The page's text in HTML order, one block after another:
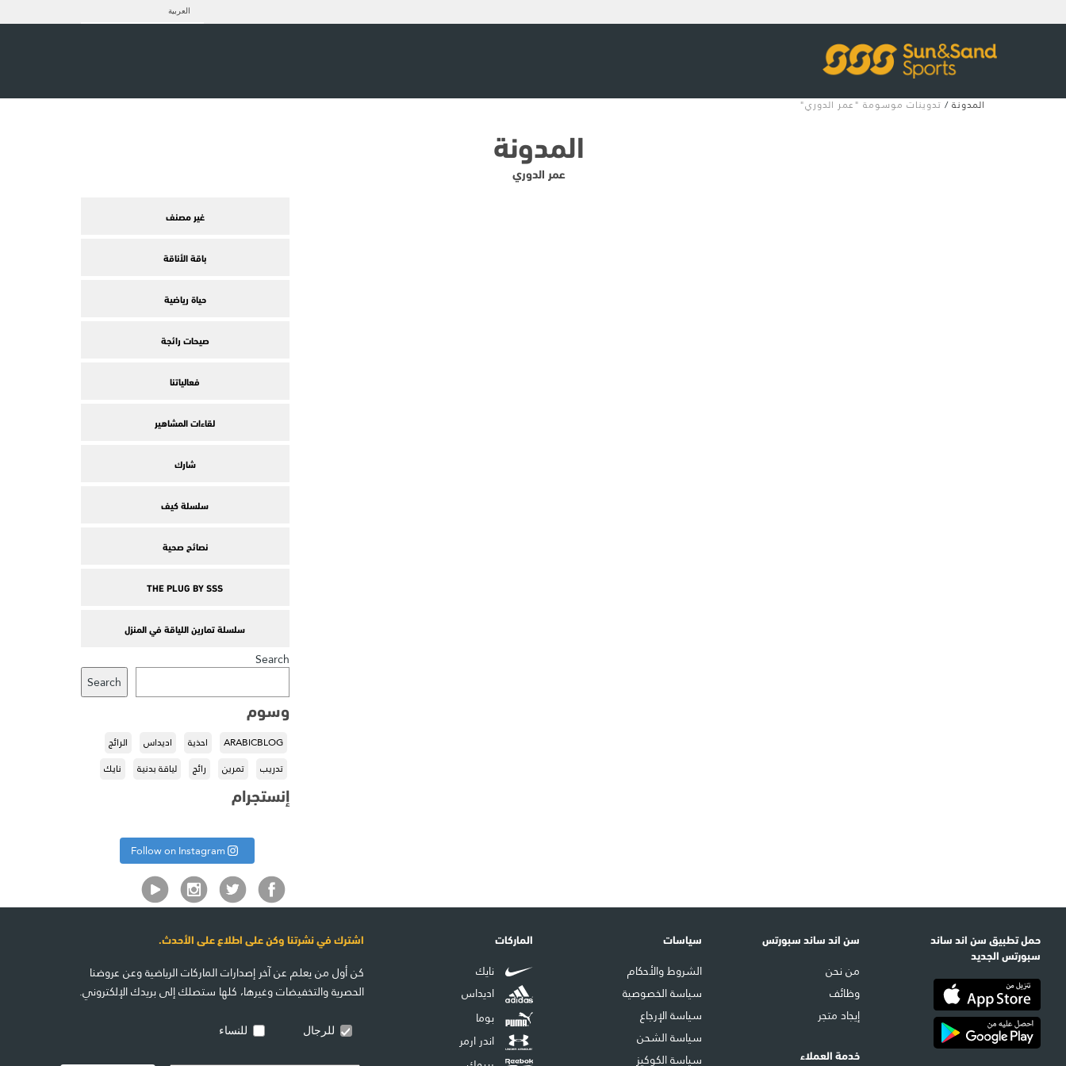
العربية
المدونة/ تدوينات موسومة "عمر الدوري"
المدونة
عمر الدوري
غير مصنف
باقة الأناقة
حياة رياضية
صيحات رائجة
فعالياتنا
لقاءات المشاهير
شارك
سلسلة كيف
نصائح صحية
THE PLUG BY SSS
سلسلة تمارين اللياقة في المنزل
Search
Search
وسوم
ARABICBLOG احذية اديداس
الرائج
تدريب
تمرين رائج لياقة بدنية نايك
إنستجرام
Follow on Instagram
حمل تطبيق سن اند ساند
سبورتس الجديد
سن اند ساند سبورتس
من نحن
وظائف
إيجاد متجر
خدمة العملاء
سياسات
الشروط والأحكام
سياسة الخصوصية
سياسة الإرجاع
سياسة الشحن
سياسة الكوكيز
الماركات
نايك
اديداس
بوما
اندر ارمر
اشترك في نشرتنا وكن على اطلاع على الأحدث.
كن أول من يعلم عن آخر إصدارات الماركات الرياضية وعن عروضنا
الحصرية والتخفيضات وغيرها، كلها ستصلك إلى بريدك الإلكتروني.
للرجال للنساء